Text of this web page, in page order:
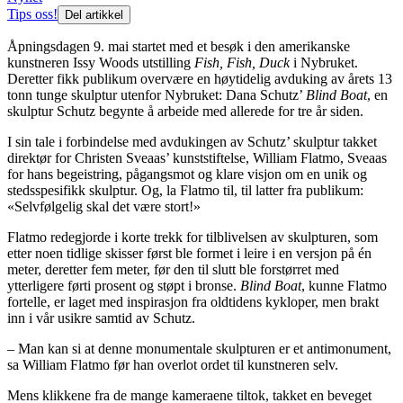
Tips oss!
Del artikkel
Åpningsdagen 9. mai startet med et besøk i den amerikanske
kunstneren Issy Woods utstilling Fish, Fish, Ducki Nybruket.
Deretter fikk publikum overvære en høytidelig avduking av årets 13
tonn tunge skulptur utenfor Nybruket: Dana Schutz’ Blind Boat, en
skulptur Schutz begynte å arbeide med allerede for tre år siden.
I sin tale i forbindelse med avdukingen av Schutz’ skulptur takket
direktør for Christen Sveaas’ kunststiftelse, William Flatmo, Sveaas
for hans begeistring, pågangsmot og klare visjon om en unik og
stedsspesifikk skulptur. Og, la Flatmo til, til latter fra publikum:
«Selvfølgelig skal det være stort!»
Flatmo redegjorde i korte trekk for tilblivelsen av skulpturen, som
etter noen tidlige skisser først ble formet i leire i en versjon på én
meter, deretter fem meter, før den til slutt ble forstørret med
ytterligere førti prosent og støpt i bronse. Blind Boat, kunne Flatmo
fortelle, er laget med inspirasjon fra oldtidens kykloper, men brakt
inn i vår usikre samtid av Schutz.
– Man kan si at denne monumentale skulpturen er et antimonument,
sa William Flatmo før han overlot ordet til kunstneren selv.
Mens klikkene fra de mange kameraene tiltok, takket en beveget